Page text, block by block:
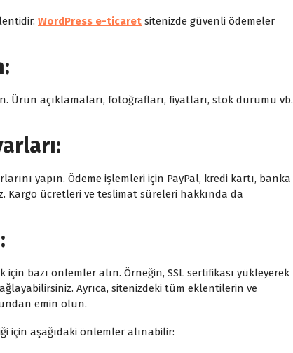
WordPress e-ticaret sitenizde güvenli ödemeler
Ürün açıklamaları, fotoğrafları, fiyatları, stok durumu vb.
yapın. Ödeme işlemleri için PayPal, kredi kartı, banka
Kargo ücretleri ve teslimat süreleri hakkında da
bazı önlemler alın. Örneğin, SSL sertifikası yükleyerek
Ayrıca, sitenizdeki tüm eklentilerin ve
emin olun.
için aşağıdaki önlemler alınabilir: